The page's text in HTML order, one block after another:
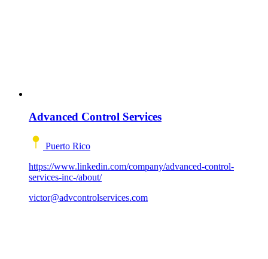
Advanced Control Services
Puerto Rico
https://www.linkedin.com/company/advanced-control-
services-inc-/about/
victor@advcontrolservices.com